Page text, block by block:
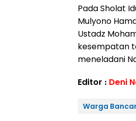
Pada Sholat
Mulyono
Ustadz
kesempatan
meneladani
Editor : Deni
Warga